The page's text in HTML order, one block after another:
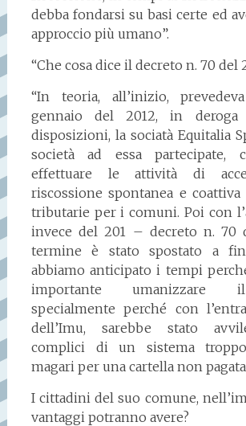
debba fondarsi su basi certe ed
approccio più umano”.
“Che cosa dice il decreto n. 70 del
“In teoria, all’inizio,
gennaio del 2012, in
disposizioni, la sociatà Equitalia
società ad essa partecipate,
effettuare le attività di
riscossione spontanea e
tributarie per i comuni. Poi con
invece del 201 – decreto n. 70
termine è stato spostato a
abbiamo anticipato i tempi
importante umanizzare
specialmente perché con
dell’Imu, sarebbe stato
complici di un sistema troppo
magari per una cartella non pagata
I cittadini del suo comune,
vantaggi potranno avere?